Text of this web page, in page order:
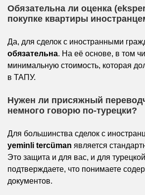
Обязательна ли оценка
покупке квартиры
Да, для сделок с иностранными
обязательна. На её основе, в том
минимальную стоимость, которая
в ТАПУ.
Нужен ли присяжный
немного говорю по-турецки?
Для большинства сделок с
yeminli tercüman является
Это защита и для вас, и для
подтверждаете, что понимаете
документов.